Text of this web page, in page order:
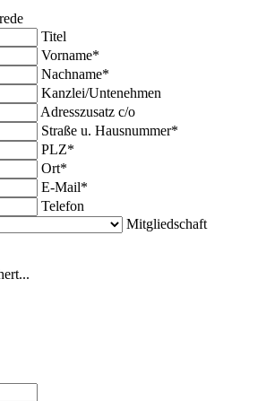
Titel
Vorname*
Nachname*
Kanzlei/Untenehmen
Adresszusatz c/o
Straße u. Hausnummer*
PLZ*
Ort*
E-Mail*
Telefon
Mitgliedschaft